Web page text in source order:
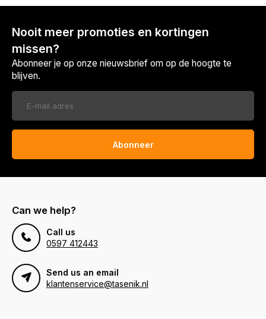
Nooit meer promoties en kortingen
missen?
Abonneer je op onze nieuwsbrief om op de hoogte te
blijven.
Abonneer
Can we help?
Call us
0597 412443
Send us an email
klantenservice@tasenik.nl